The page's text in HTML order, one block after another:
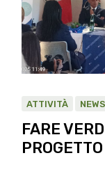
ATTIVITÀ NEWS
FARE